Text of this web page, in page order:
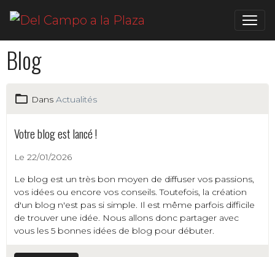
Blog
Dans Actualités
Votre blog est lancé !
Le 22/01/2026
Le blog est un très bon moyen de diffuser vos passions,
vos idées ou encore vos conseils. Toutefois, la création
d'un blog n'est pas si simple. Il est même parfois difficile
de trouver une idée. Nous allons donc partager avec
vous les 5 bonnes idées de blog pour débuter.